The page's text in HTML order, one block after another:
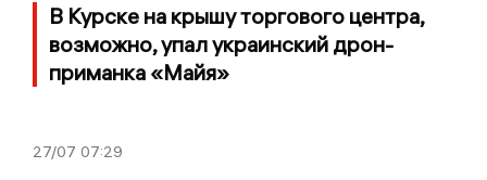
В Курске на крышу торгового центра,
возможно, упал украинский дрон-
приманка «Майя»
27/07 07:29